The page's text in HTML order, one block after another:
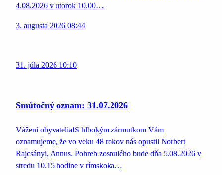
4.08.2026 v utorok 10.00…
3. augusta 2026 08:44
31. júla 2026 10:10
Smútočný oznam: 31.07.2026
Vážení obyvatelia!S hlbokým zármutkom Vám
oznamujeme, že vo veku 48 rokov nás opustil Norbert
Rajcsányi, Annus. Pohreb zosnulého bude dňa 5.08.2026 v
stredu 10.15 hodine v rímskoka…